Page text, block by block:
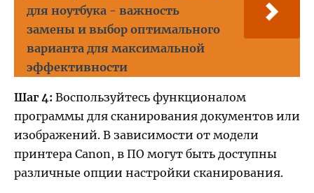
для ноутбука - важность
замены и выбор оптимального
варианта для максимальной
эффективности
Шаг 4: Воспользуйтесь функционалом
программы для сканирования документов или
изображений. В зависимости от модели
принтера Canon, в ПО могут быть доступны
различные опции настройки сканирования.